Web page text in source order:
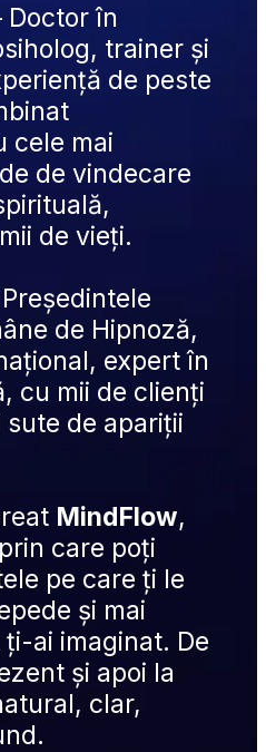
Doctor în
trainer și
de peste
cele mai
de vindecare
de vieți.
de Hipnoză,
expert în
cu mii de clienți
de apariții
MindFlow,
care poți
pe care ți le
și mai
ai imaginat. De
și apoi la
clar,